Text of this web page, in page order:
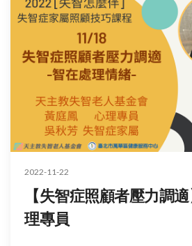
2022-11-22
【失智症照顧者壓力調
理專員